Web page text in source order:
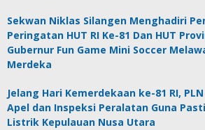
Sekwan Niklas Silangen Menghadiri
Peringatan HUT RI Ke-81 Dan HUT
Gubernur Fun Game Mini Soccer
Merdeka
Jelang Hari Kemerdekaan ke-81 RI,
Apel dan Inspeksi Peralatan Guna
Listrik Kepulauan Nusa Utara